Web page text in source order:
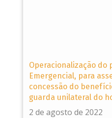
Operacionalização do
Emergencial, para
concessão do
guarda unilateral do
2 de agosto de 2022